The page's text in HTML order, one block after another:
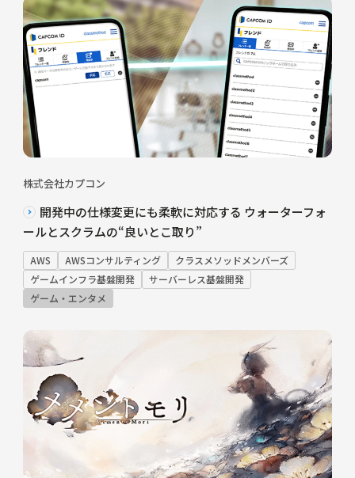
株式会社カプコン
開発中の仕様変更にも柔軟に対応する ウォーターフォ
ールとスクラムの“良いとこ取り”
AWS AWSコンサルティング
クラスメソッドメンバーズ
ゲームインフラ基盤開発
サーバーレス基盤開発
ゲーム・エンタメ